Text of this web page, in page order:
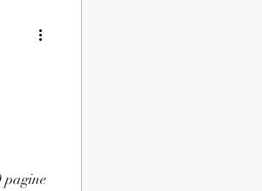
pagine